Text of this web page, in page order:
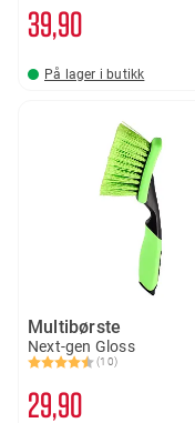
39 90
På lager i butikk
Multibørste
Next-gen Gloss
Karakter:
(10)
4.4 av 5 mulige
29 90